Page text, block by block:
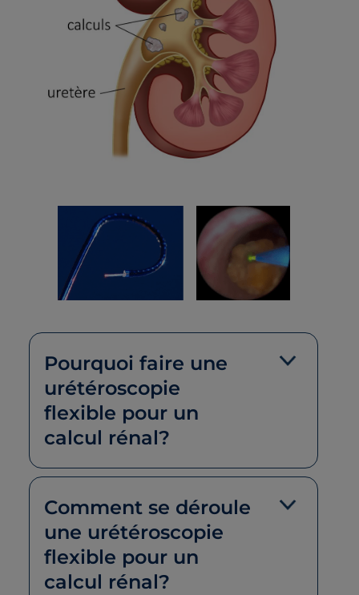
Pourquoi faire une
urétéroscopie
flexible pour un
calcul rénal?
Comment se déroule
une urétéroscopie
flexible pour un
calcul rénal?